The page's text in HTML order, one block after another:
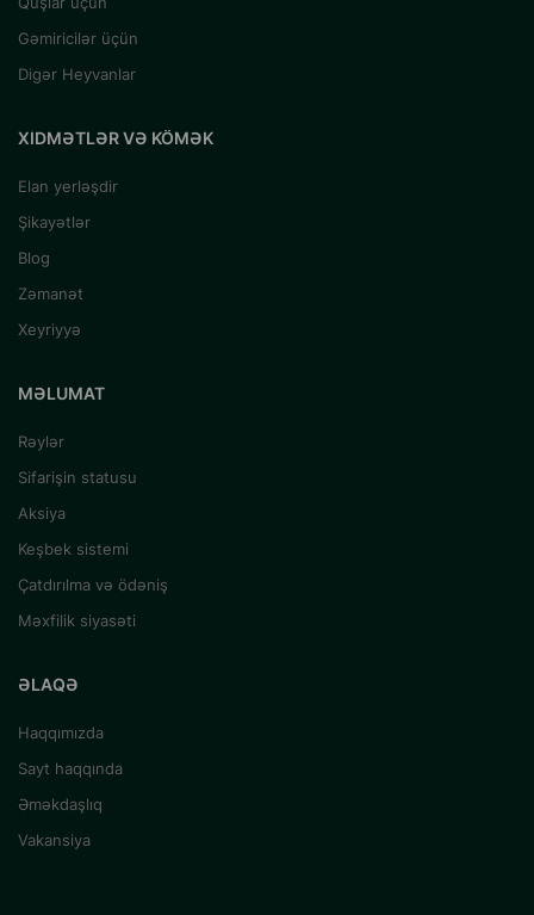
Gəmiricilər üçün
Digər Heyvanlar
XIDMƏTLƏR VƏ KÖMƏK
Elan yerləşdir
Şikayətlər
Blog
Zəmanət
Xeyriyyə
MƏLUMAT
Rəylər
Sifarişin statusu
Aksiya
Keşbek sistemi
Çatdırılma və ödəniş
Məxfilik siyasəti
ƏLAQƏ
Haqqımızda
Sayt haqqında
Əməkdaşlıq
Vakansiya